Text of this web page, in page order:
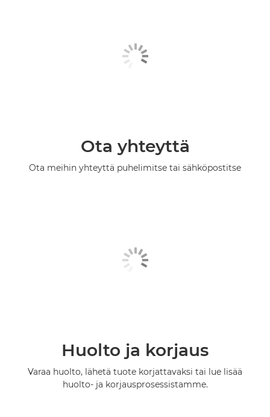
Ota yhteyttä
Ota meihin yhteyttä puhelimitse tai sähköpostitse
Huolto ja korjaus
Varaa huolto, lähetä tuote korjattavaksi tai lue lisää
huolto- ja korjausprosessistamme.